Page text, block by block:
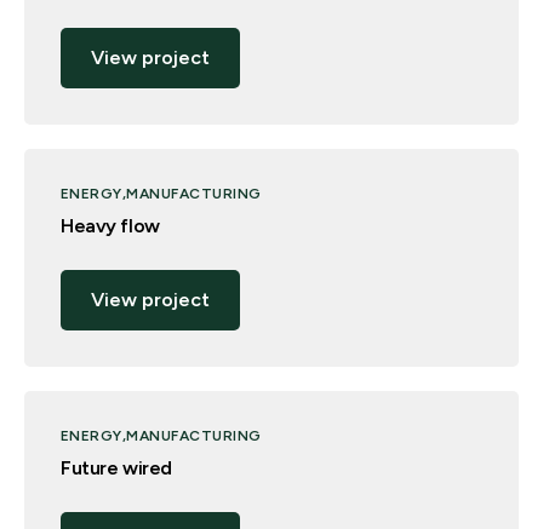
View project
ENERGY MANUFACTURING
Heavy flow
View project
ENERGY MANUFACTURING
Future wired